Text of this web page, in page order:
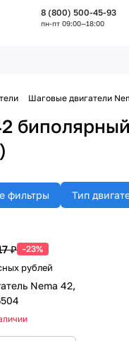
8 (800) 500-45-93
пн-пт 09:00—18:00
Шаговые двигатели
фильтры Тип
₽ -23%
рублей
Nema 42,